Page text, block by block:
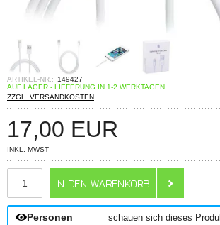
ARTIKEL-NR.:
149427
AUF LAGER - LIEFERUNG IN 1-2 WERKTAGEN
ZZGL. VERSANDKOSTEN
17,00 EUR
INKL. MWST
Personen schauen sich dieses